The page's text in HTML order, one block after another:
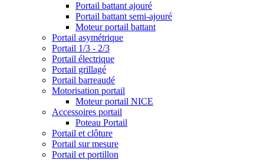
Portail battant ajouré
Portail battant semi-ajouré
Moteur portail battant
Portail asymétrique
Portail 1/3 - 2/3
Portail électrique
Portail grillagé
Portail barreaudé
Motorisation portail
Moteur portail NICE
Accessoires portail
Poteau Portail
Portail et clôture
Portail sur mesure
Portail et portillon